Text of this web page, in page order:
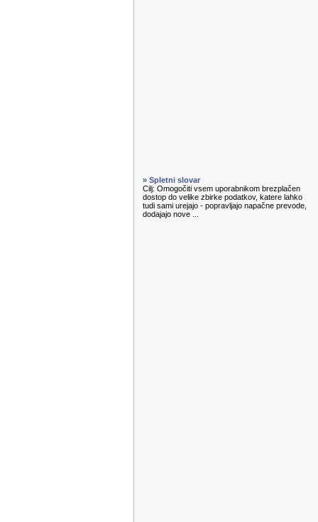
» Spletni slovar
Cilj: Omogočiti vsem uporabnikom brezplačen
dostop do velike zbirke podatkov, katere lahko
tudi sami urejajo - popravljajo napačne prevode,
dodajajo nove ...